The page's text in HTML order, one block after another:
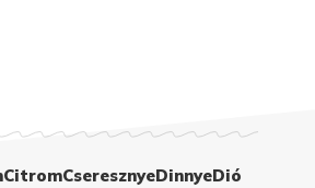
CitromCseresznyeDinnyeDió